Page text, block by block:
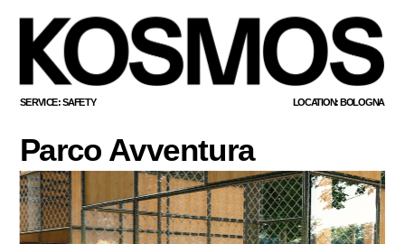
SERVICE: SAFETY LOCATION: BOLOGNA
Parco Avventura